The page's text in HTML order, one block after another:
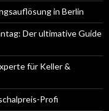
in Berlin
Der ultimative Guide
für Keller &
Profi